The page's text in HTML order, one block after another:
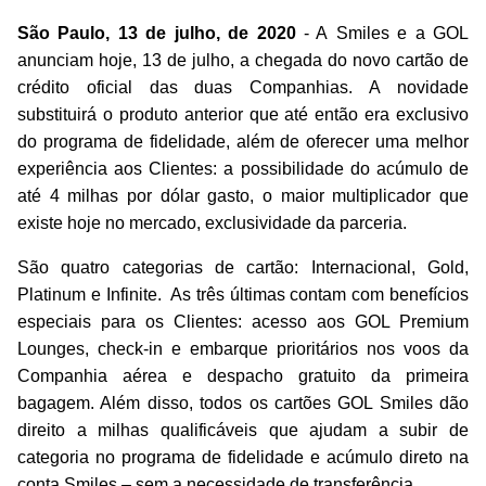
São Paulo, 13 de julho, de 2020- A Smiles e a GOL
anunciam hoje, 13 de julho, a chegada do novo cartão de
crédito oficial das duas Companhias. A novidade
substituirá o produto anterior que até então era exclusivo
do programa de fidelidade, além de oferecer uma melhor
experiência aos Clientes: a possibilidade do acúmulo de
até 4 milhas por dólar gasto, o maior multiplicador que
existe hoje no mercado, exclusividade da parceria.
São quatro categorias de cartão: Internacional, Gold,
Platinum e Infinite. As três últimascontam com benefícios
especiais para os Clientes: acesso aos GOL Premium
Lounges, check-in e embarque prioritários nos voos da
Companhia aérea e despacho gratuito da primeira
bagagem. Além disso, todos os cartões GOL Smiles dão
direito a milhas qualificáveis que ajudam a subir de
categoria no programa de fidelidade e acúmulo direto na